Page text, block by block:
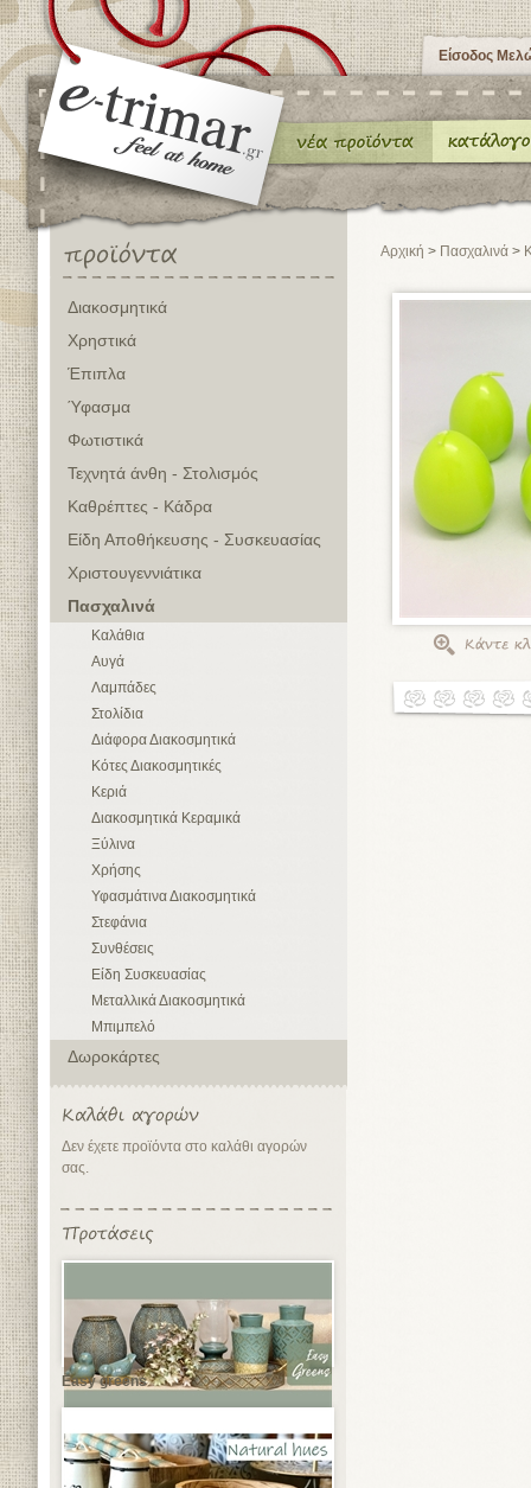
Είσοδος
Διακοσμητικά
Χρηστικά
Έπιπλα
Ύφασμα
Φωτιστικά
Τεχνητά άνθη - Στολισμός
Καθρέπτες - Κάδρα
Είδη Αποθήκευσης - Συσκευασίας
Χριστουγεννιάτικα
Πασχαλινά
Καλάθια
Αυγά
Λαμπάδες
Στολίδια
Διάφορα Διακοσμητικά
Κότες Διακοσμητικές
Κεριά
Διακοσμητικά Κεραμικά
Ξύλινα
Χρήσης
Υφασμάτινα Διακοσμητικά
Στεφάνια
Συνθέσεις
Είδη Συσκευασίας
Μεταλλικά Διακοσμητικά
Μπιμπελό
Δωροκάρτες
Δεν έχετε προϊόντα στο καλάθι αγορών
σας.
Easy greens
Αρχική > Πασχαλινά >